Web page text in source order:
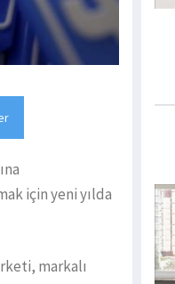
için yeni yılda
markalı